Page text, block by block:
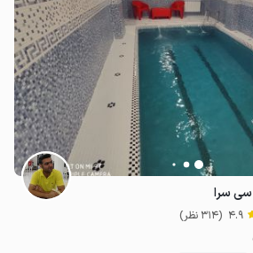
سی سرا
4.9 (314 نظر)